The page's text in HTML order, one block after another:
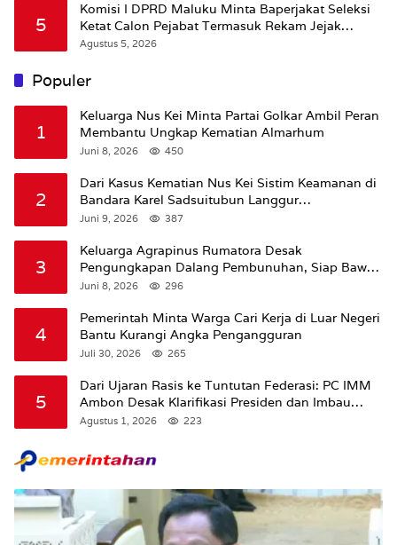
5
Komisi I DPRD Maluku Minta Baperjakat Seleksi
Ketat Calon Pejabat Termasuk Rekam Jejak
Hukum
Agustus 5, 2026
Populer
1
Keluarga Nus Kei Minta Partai Golkar Ambil Peran
Membantu Ungkap Kematian Almarhum
Juni 8, 2026 450
2
Dari Kasus Kematian Nus Kei Sistim Keamanan di
Bandara Karel Sadsuitubun Langgur
Dipertanyakan
Juni 9, 2026 387
3
Keluarga Agrapinus Rumatora Desak
Pengungkapan Dalang Pembunuhan, Siap Bawa
Kasus ke Komisi III DPR RI
Juni 8, 2026 296
4
Pemerintah Minta Warga Cari Kerja di Luar Negeri
Bantu Kurangi Angka Pengangguran
Juli 30, 2026 265
5
Dari Ujaran Rasis ke Tuntutan Federasi: PC IMM
Ambon Desak Klarifikasi Presiden dan Imbau
Tunda Pengibaran Bendera Merah Putih Di
Agustus 1, 2026 223